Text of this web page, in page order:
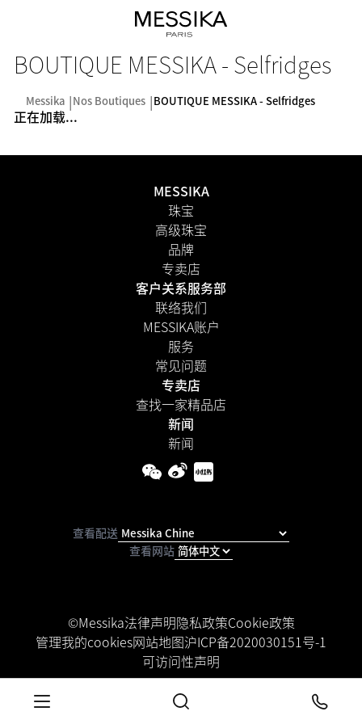
BOUTIQUE MESSIKA - Selfridges
Messika Nos Boutiques BOUTIQUE MESSIKA - Selfridges
正在加载...
MESSIKA
珠宝
高级珠宝
品牌
专卖店
客户关系服务部
联络我们
MESSIKA账户
服务
常见问题
专卖店
查找一家精品店
新闻
新闻
©Messika法律声明隐私政策Cookie政策
管理我的cookies网站地图沪ICP备2020030151号-1
可访问性声明
查看配送
查看网站